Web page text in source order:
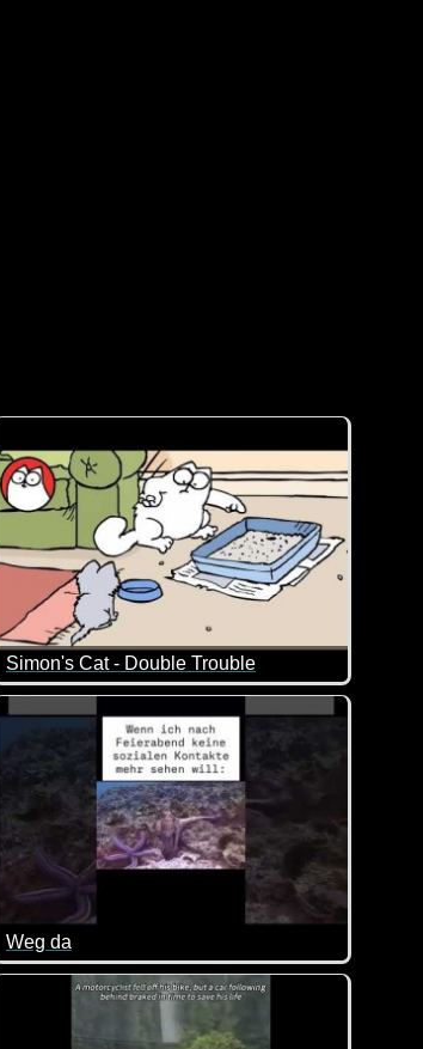
Video, bei dem die Männer schlecht
Simon's Cat - Double Trouble
Mit zwei Katzen ist der Simon nun noch mehr
nicht mehr zu halten. So auch in diesen
Weg da
Wenn ich nach Feierabend keine sozialen